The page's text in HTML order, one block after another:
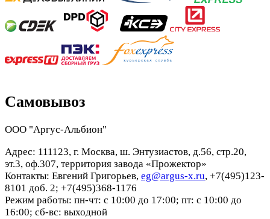
Самовывоз
ООО "Аргус-Альбион"
Адрес: 111123, г. Москва, ш. Энтузиастов, д.56, стр.20,
эт.3, оф.307, территория завода «Прожектор»
Контакты: Евгений Григорьев, eg@argus-x.ru, +7(495)123-
8101 доб. 2; +7(495)368-1176
Режим работы: пн-чт: с 10:00 до 17:00; пт: с 10:00 до
16:00; сб-вс: выходной